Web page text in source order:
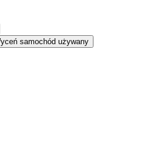
samochód używany